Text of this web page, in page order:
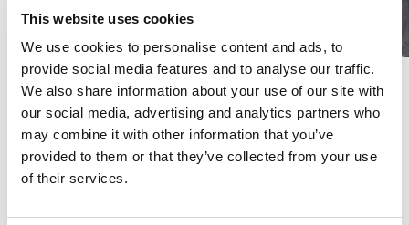
This website uses cookies
We use cookies to personalise content and ads, to
provide social media features and to analyse our traffic.
We also share information about your use of our site with
our social media, advertising and analytics partners who
may combine it with other information that you’ve
provided to them or that they’ve collected from your use
of their services.
Výzva